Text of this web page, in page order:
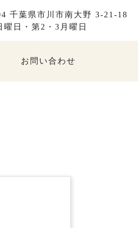
千葉県市川市南大野 3-21-18
曜日・第2・3月曜日
お問い合わせ